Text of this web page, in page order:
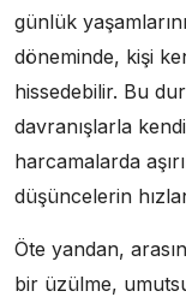
günlük
döneminde, kişi
hissedebilir. Bu
davranışlarla
harcamalarda
düşüncelerin
Öte yandan,
bir üzülme,